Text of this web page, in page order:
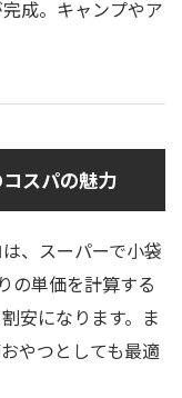
成。キャンプやア
スパの魅力
、スーパーで小袋
の単価を計算する
安になります。ま
やつとしても最適